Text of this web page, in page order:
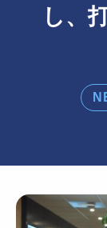
し、